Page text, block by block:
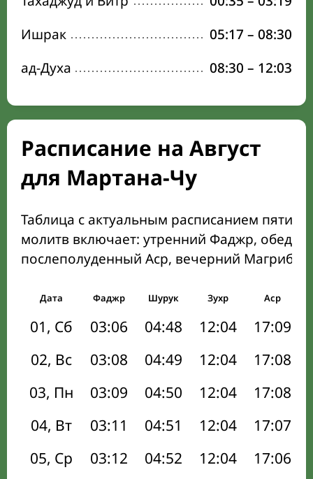
Ишрак
05:17 – 08:30
ад-Духа
08:30 – 12:03
Расписание на Август
для Мартана-Чу
Таблица с актуальным расписанием пяти
молитв включает: утренний Фаджр,
послеполуденный Аср, вечерний Магриб
Дата Фаджр Шурук Зухр Аср
01, Сб 03:06 04:48 12:04 17:09
02, Вс
03:08 04:49 12:04 17:08
03, Пн
03:09 04:50 12:04 17:08
04, Вт
03:11 04:51 12:04 17:07
05, Ср
03:12 04:52 12:04 17:06